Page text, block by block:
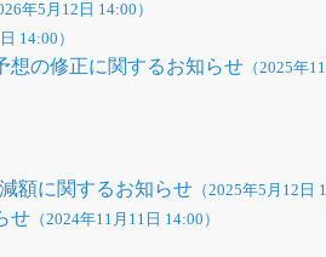
年5月12日 14:00）
14:00）
想の修正に関するお知らせ （2025年
額に関するお知らせ （2025年5月12日
せ （2024年11月11日 14:00）